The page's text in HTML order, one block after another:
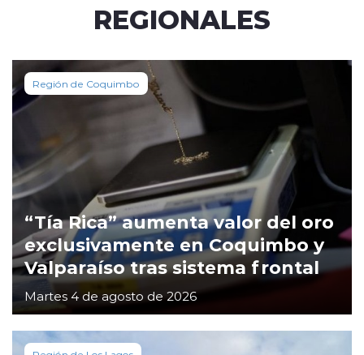
REGIONALES
Región de Coquimbo
“Tía Rica” aumenta valor del oro
exclusivamente en Coquimbo y
Valparaíso tras sistema frontal
Martes 4 de agosto de 2026